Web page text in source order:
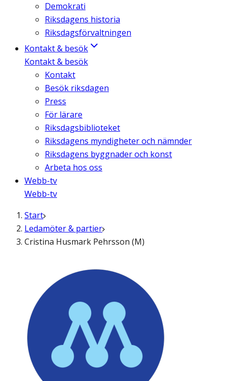
Demokrati
Riksdagens historia
Riksdagsförvaltningen
Kontakt & besök
Kontakt & besök
Kontakt
Besök riksdagen
Press
För lärare
Riksdagsbiblioteket
Riksdagens myndigheter och nämnder
Riksdagens byggnader och konst
Arbeta hos oss
Webb-tv
Webb-tv
Start
Ledamöter & partier
Cristina Husmark Pehrsson (M)